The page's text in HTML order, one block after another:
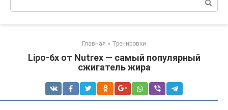
Главная » Тренировки
Lipo-6x от Nutrex — самый популярный
сжигатель жира